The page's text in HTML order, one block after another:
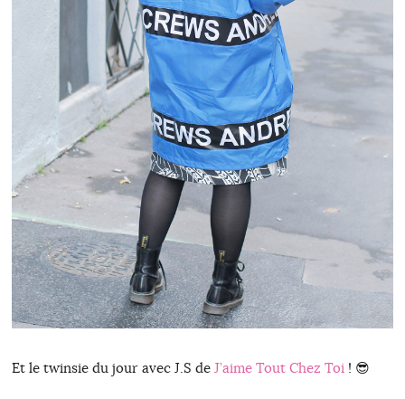
Et le twinsie du jour avec J.S de J’aime Tout Chez Toi! 😎